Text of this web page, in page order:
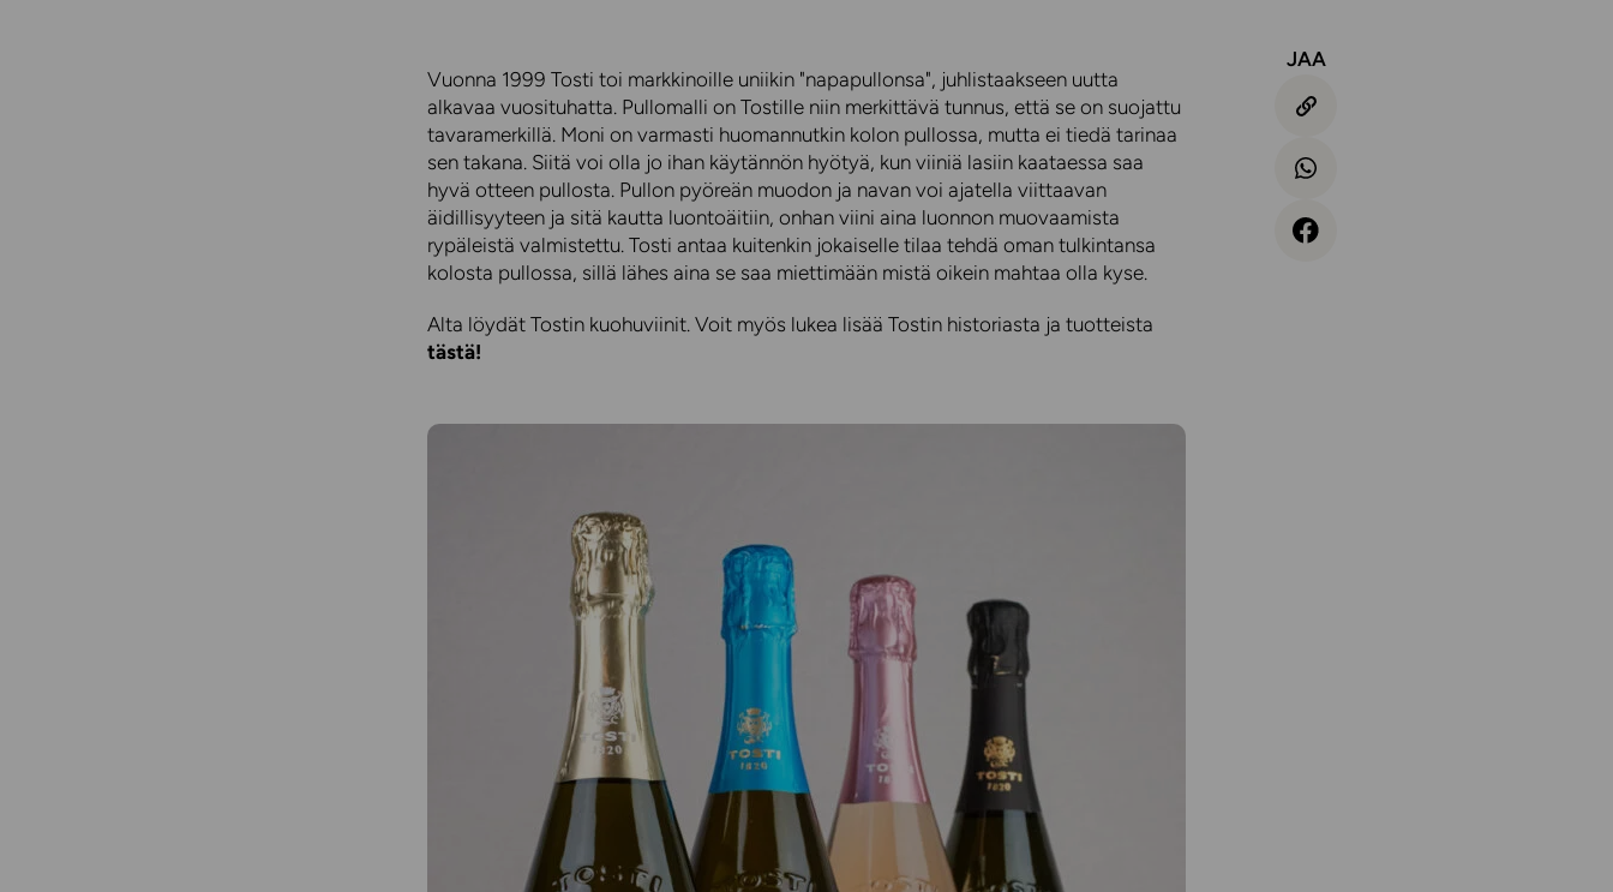
Vuonna 1999 Tosti toi markkinoille uniikin "napapullonsa", juhlistaakseen uutta
alkavaa vuosituhatta. Pullomalli on Tostille niin merkittävä tunnus, että se on suojattu
tavaramerkillä. Moni on varmasti huomannutkin kolon pullossa, mutta ei tiedä tarinaa
sen takana. Siitä voi olla jo ihan käytännön hyötyä, kun viiniä lasiin kaataessa saa
hyvä otteen pullosta. Pullon pyöreän muodon ja navan voi ajatella viittaavan
äidillisyyteen ja sitä kautta luontoäitiin, onhan viini aina luonnon muovaamista
rypäleistä valmistettu. Tosti antaa kuitenkin jokaiselle tilaa tehdä oman tulkintansa
kolosta pullossa, sillä lähes aina se saa miettimään mistä oikein mahtaa olla kyse.
Alta löydät Tostin kuohuviinit. Voit myös lukea lisää Tostin historiasta ja tuotteista
tästä!
JAA